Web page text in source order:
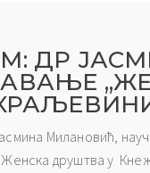
ДР
Милановић,
друштва у